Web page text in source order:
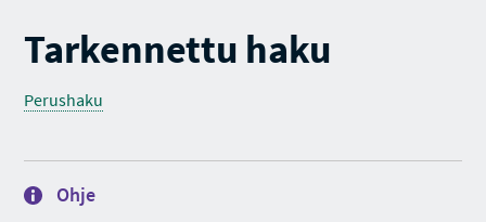
Tarkennettu haku
Perushaku
Ohje